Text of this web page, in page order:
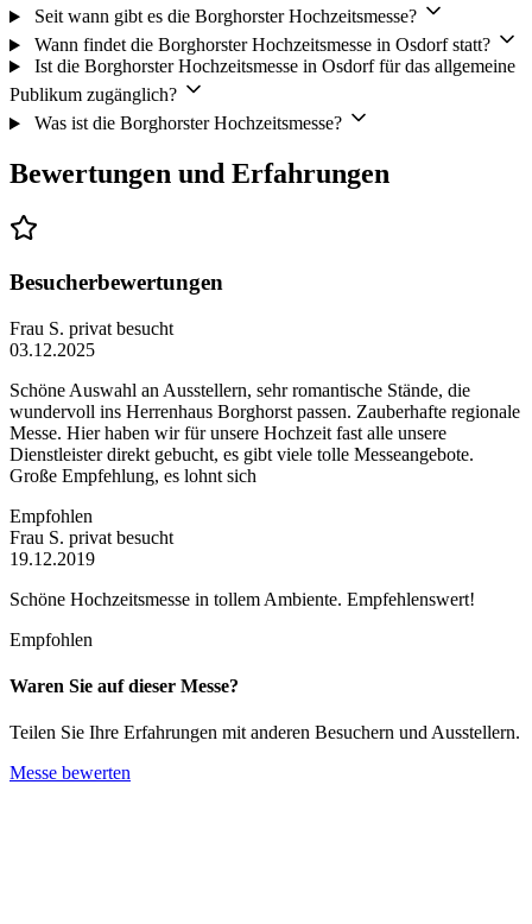
Seit wann gibt es die Borghorster Hochzeitsmesse?
Wann findet die Borghorster Hochzeitsmesse in Osdorf statt?
Ist die Borghorster Hochzeitsmesse in Osdorf für das allgemeine
Publikum zugänglich?
Was ist die Borghorster Hochzeitsmesse?
Bewertungen und Erfahrungen
Besucherbewertungen
Frau S. privat besucht
03.12.2025
Schöne Auswahl an Ausstellern, sehr romantische Stände, die
wundervoll ins Herrenhaus Borghorst passen. Zauberhafte regionale
Messe. Hier haben wir für unsere Hochzeit fast alle unsere
Dienstleister direkt gebucht, es gibt viele tolle Messeangebote.
Große Empfehlung, es lohnt sich
Empfohlen
Frau S. privat besucht
19.12.2019
Schöne Hochzeitsmesse in tollem Ambiente. Empfehlenswert!
Empfohlen
Waren Sie auf dieser Messe?
Teilen Sie Ihre Erfahrungen mit anderen Besuchern und Ausstellern.
Messe bewerten